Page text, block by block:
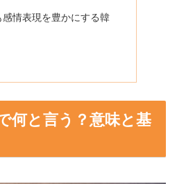
情表現を豊かにする韓
何と言う？意味と基